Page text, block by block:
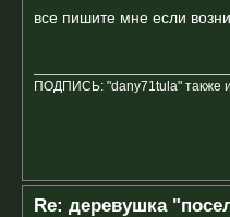
все пишите мне если
ПОДПИСЬ: "dany71tula" также
Re: деревушка